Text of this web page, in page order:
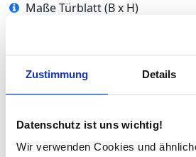
Zustimmung Details
Datenschutz ist uns wichtig!
Wir verwenden Cookies und
Maße Türblatt (B x H)
Glas Art